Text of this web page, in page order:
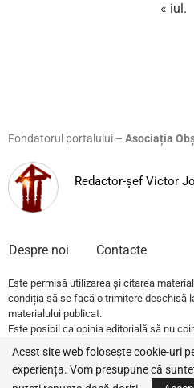
« iul.
Fondatorul portalului – Asociația
Redactor-șef Victor
Despre noi Contacte
Este permisă utilizarea și citarea
condiția să se facă o trimitere deschisă
materialului publicat.
Este posibil ca opinia editorială să nu
publicațiilor.
Acest site web folosește cookie-uri
experiența. Vom presupune că